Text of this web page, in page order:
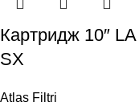
Картридж 10″
SX
Atlas Filtri